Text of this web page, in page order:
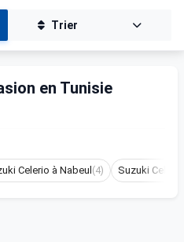
Trier
en Tunisie
Celerio à Nabeul (4) Suzuki